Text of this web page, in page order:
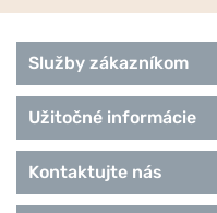
Služby zákazníkom
Užitočné informácie
Kontaktujte nás